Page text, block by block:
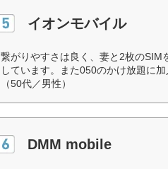
イオンモバイル
繋がりやすさは良く、妻と2枚のSIM
しています。また050のかけ放題に
（50代／男性）
DMM mobile